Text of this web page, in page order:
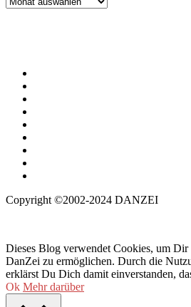
Copyright ©2002-2024 DANZEI
Dieses Blog verwendet Cookies, um Dir
DanZei zu ermöglichen. Durch die
erklärst Du Dich damit einverstanden,
Ok Mehr darüber